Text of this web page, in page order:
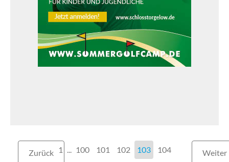
Zurück 1 100 101 102 103
104
Weiter